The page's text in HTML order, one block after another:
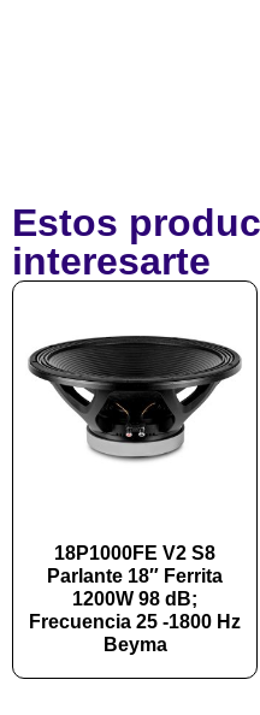
Estos
interesarte
18P1000FE V2 S8
Parlante 18″ Ferrita
1200W 98 dB;
Frecuencia 25 -1800 Hz
Beyma